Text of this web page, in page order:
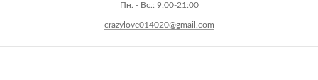
Пн. - Вс.: 9:00-21:00
crazylove014020@gmail.com